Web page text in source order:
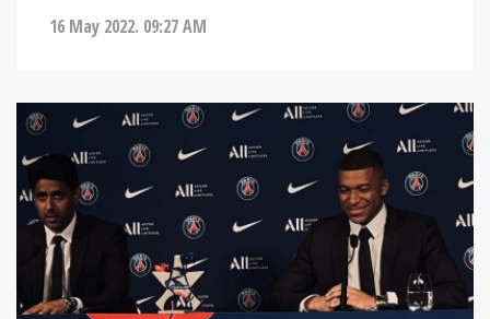
16 May 2022. 09:27 AM